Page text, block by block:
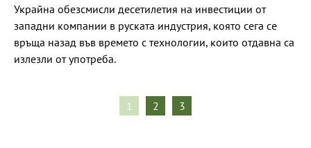
Украйна обезсмисли десетилетия на инвестиции от
западни компании в руската индустрия, която сега се
връща назад във времето с технологии, които отдавна са
излезли от употреба.
1 2 3